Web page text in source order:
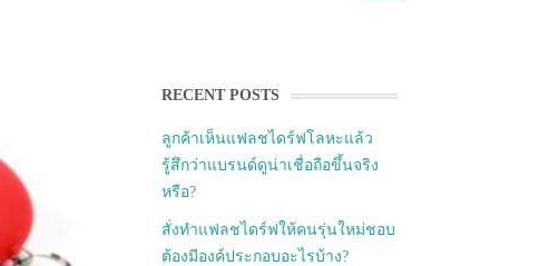
RECENT POSTS
ลูกค้าเห็นแฟลชไดร์ฟโลหะแล้ว
รู้สึกว่าแบรนด์ดูน่าเชื่อถือขึ้นจริง
หรือ?
สั่งทำแฟลชไดร์ฟให้คนรุ่นใหม่ชอบ
ต้องมีองค์ประกอบอะไรบ้าง?